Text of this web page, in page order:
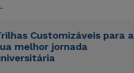
Customizáveis para a
melhor jornada